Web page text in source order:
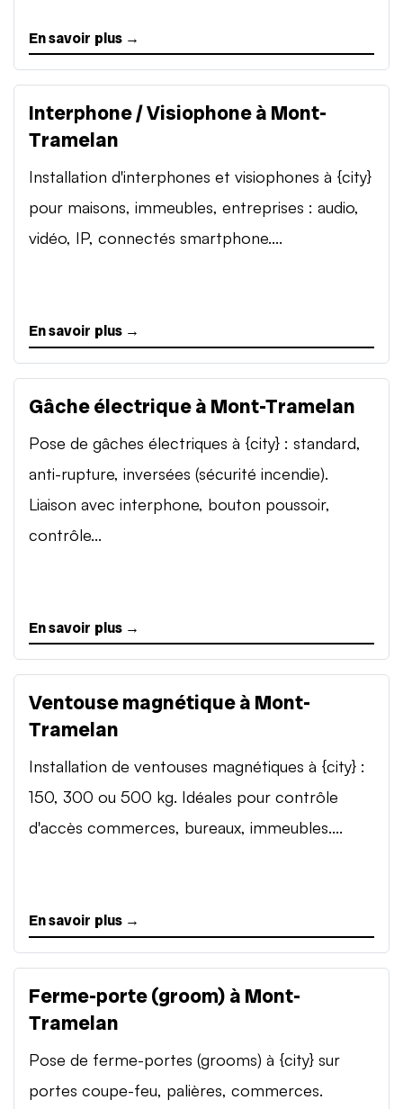
En savoir plus →
Interphone / Visiophone à Mont-
Tramelan
Installation d'interphones et visiophones à {city}
pour maisons, immeubles, entreprises : audio,
vidéo, IP, connectés smartphone....
En savoir plus →
Gâche électrique à Mont-Tramelan
Pose de gâches électriques à {city} : standard,
anti-rupture, inversées (sécurité incendie).
Liaison avec interphone, bouton poussoir,
contrôle...
En savoir plus →
Ventouse magnétique à Mont-
Tramelan
Installation de ventouses magnétiques à {city} :
150, 300 ou 500 kg. Idéales pour contrôle
d'accès commerces, bureaux, immeubles....
En savoir plus →
Ferme-porte (groom) à Mont-
Tramelan
Pose de ferme-portes (grooms) à {city} sur
portes coupe-feu, palières, commerces.